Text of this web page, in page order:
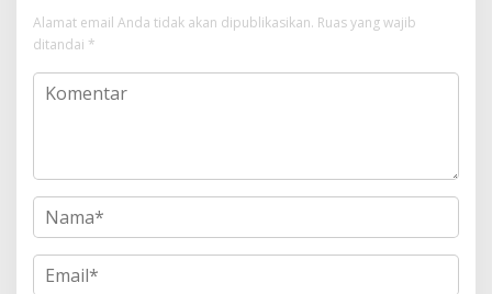
Alamat email Anda tidak akan dipublikasikan. Ruas yang wajib
ditandai *